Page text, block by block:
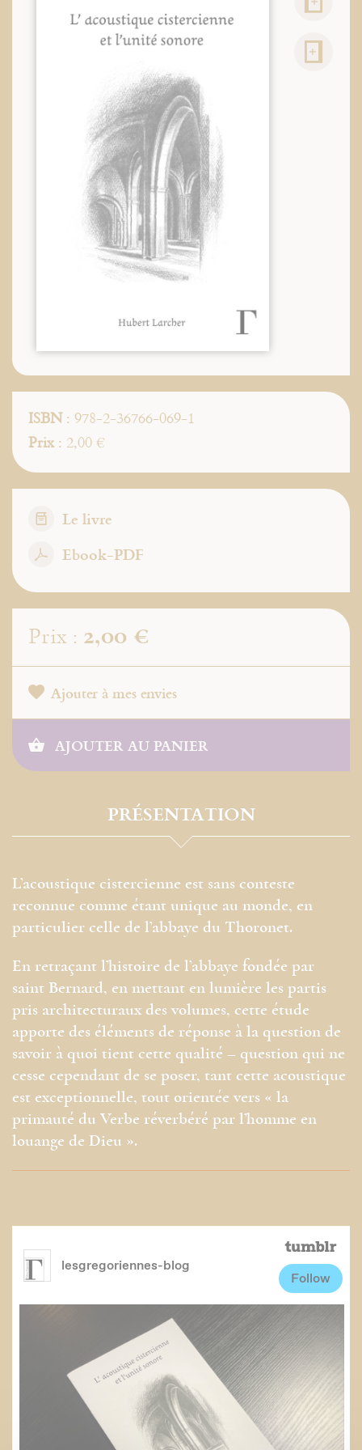
ISBN: 978-2-36766-069-1
Prix: 2,00 €
Le livre
Ebook-PDF
Prix : 2,00 €
Ajouter à mes envies
AJOUTER AU PANIER
PRÉSENTATION
L’acoustique cistercienne est sans conteste
reconnue comme étant unique au monde, en
particulier celle de l’abbaye du Thoronet.
En retraçant l’histoire de l’abbaye fondée par
saint Bernard, en mettant en lumière les partis
pris architecturaux des volumes, cette étude
apporte des éléments de réponse à la question de
savoir à quoi tient cette qualité – question qui ne
cesse cependant de se poser, tant cette acoustique
est exceptionnelle, tout orientée vers « la
primauté du Verbe réverbéré par l’homme en
louange de Dieu ».